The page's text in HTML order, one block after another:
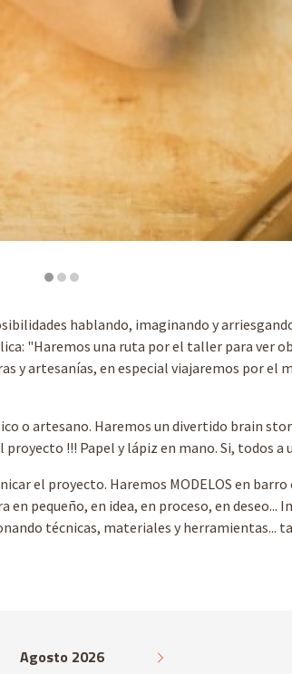
hablando, imaginando y
"Haremos una ruta por el taller para ver
y artesanías, en especial viajaremos por el
o artesano. Haremos un divertido brain
!!! Papel y lápiz en mano. Si, todos a
el proyecto. Haremos MODELOS en
pequeño, en idea, en proceso, en deseo...
técnicas, materiales y herramientas...
Agosto 2026